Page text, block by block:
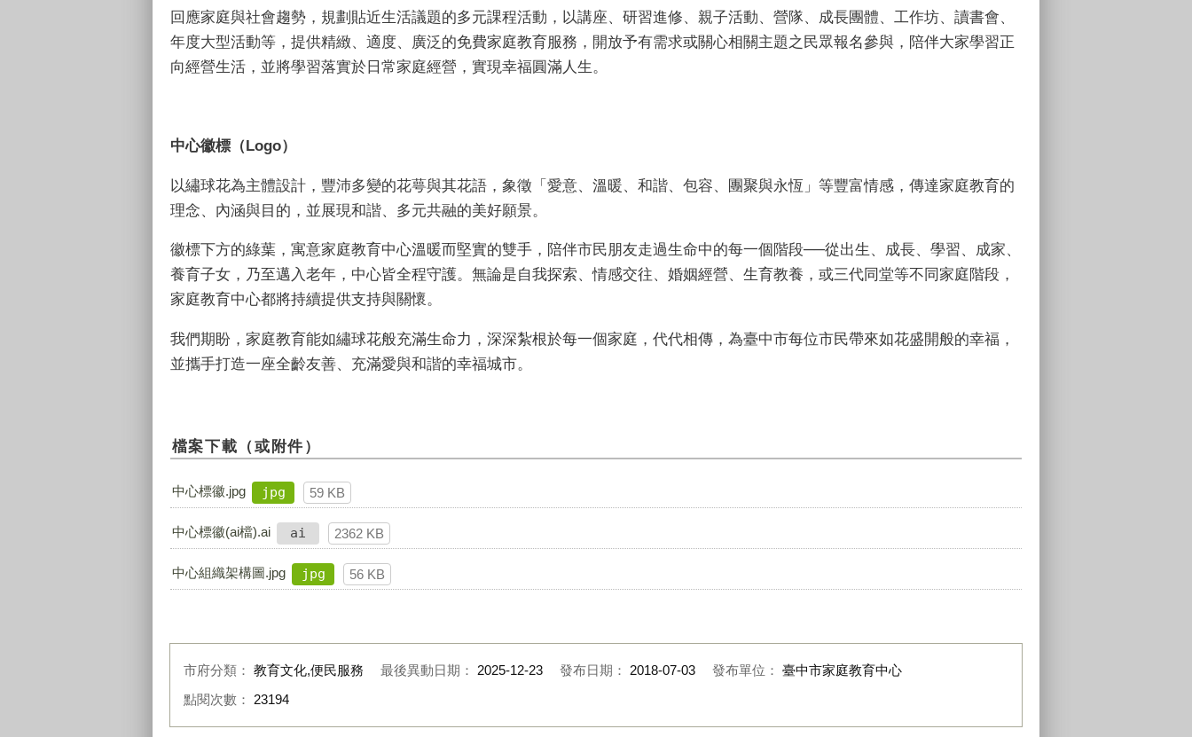
回應家庭與社會趨勢，規劃貼近生活議題的多元課程活動，以講座、研習進修、親子活動、營隊、成長團體、工作坊、讀書會、
年度大型活動等，提供精緻、適度、廣泛的免費家庭教育服務，開放予有需求或關心相關主題之民眾報名參與，陪伴大家學習正
向經營生活，並將學習落實於日常家庭經營，實現幸福圓滿人生。
中心徽標（Logo）
以繡球花為主體設計，豐沛多變的花萼與其花語，象徵「愛意、溫暖、和諧、包容、團聚與永恆」等豐富情感，傳達家庭教育的
理念、內涵與目的，並展現和諧、多元共融的美好願景。
徽標下方的綠葉，寓意家庭教育中心溫暖而堅實的雙手，陪伴市民朋友走過生命中的每一個階段──從出生、成長、學習、成家、
養育子女，乃至邁入老年，中心皆全程守護。無論是自我探索、情感交往、婚姻經營、生育教養，或三代同堂等不同家庭階段，
家庭教育中心都將持續提供支持與關懷。
我們期盼，家庭教育能如繡球花般充滿生命力，深深紮根於每一個家庭，代代相傳，為臺中市每位市民帶來如花盛開般的幸福，
並攜手打造一座全齡友善、充滿愛與和諧的幸福城市。
檔案下載（或附件）
中心標徽.jpg jpg 59 KB
中心標徽(ai檔).ai ai 2362 KB
中心組織架構圖.jpg jpg 56 KB
市府分類： 教育文化,便民服務 最後異動日期： 2025-12-23 發布日期： 2018-07-03 發布單位： 臺中市家庭教育中心
點閱次數： 23194